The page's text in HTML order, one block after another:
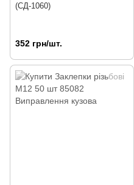
(СД-1060)
352 грн/шт.